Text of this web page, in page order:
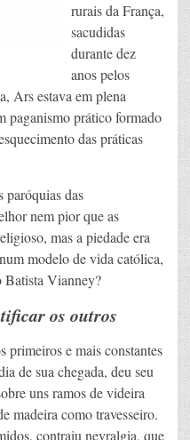
rurais da França,
sacudidas
durante dez
anos pelos
Ars estava em plena
paganismo prático formado
das práticas
paróquias das
nem pior que as
mas a piedade era
modelo de vida católica,
Batista Vianney?
os outros
primeiros e mais constantes
de sua chegada, deu seu
uns ramos de videira
madeira como travesseiro.
contraiu nevralgia, que